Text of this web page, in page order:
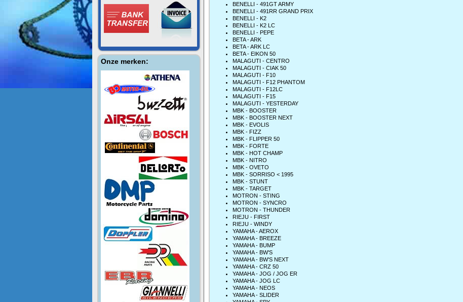
Onze merken:
BENELLI - 491GT ARMY
BENELLI - 491RR GRAND PRIX
BENELLI - K2
BENELLI - K2 LC
BENELLI - PEPE
BETA - ARK
BETA - ARK LC
BETA - EIKON 50
MALAGUTI - CENTRO
MALAGUTI - CIAK 50
MALAGUTI - F10
MALAGUTI - F12 PHANTOM
MALAGUTI - F12LC
MALAGUTI - F15
MALAGUTI - YESTERDAY
MBK - BOOSTER
MBK - BOOSTER NEXT
MBK - EVOLIS
MBK - FIZZ
MBK - FLIPPER 50
MBK - FORTE
MBK - HOT CHAMP
MBK - NITRO
MBK - OVETO
MBK - SORRISO < 1995
MBK - STUNT
MBK - TARGET
MOTRON - STING
MOTRON - SYNCRO
MOTRON - THUNDER
RIEJU - FIRST
RIEJU - WINDY
YAMAHA - AEROX
YAMAHA - BREEZE
YAMAHA - BUMP
YAMAHA - BW'S
YAMAHA - BW'S NEXT
YAMAHA - CRZ 50
YAMAHA - JOG / JOG ER
YAMAHA - JOG LC
YAMAHA - NEOS
YAMAHA - SLIDER